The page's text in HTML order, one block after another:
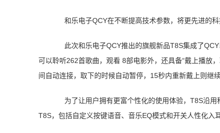
和乐电子QCY在不断提高技术参数，将更先进的
此次和乐电子QCY推出的旗舰新品T8S集成了
可以聆听262首歌曲，观看 8部电影外，还具备“戴上播放
间自动连接，取下的时候自动暂停，15秒内重新戴上则继
为了让用户拥有更富个性化的使用体验，T8S沿
T8S，包括自定义按键语音、音乐EQ模式和开关人性化入